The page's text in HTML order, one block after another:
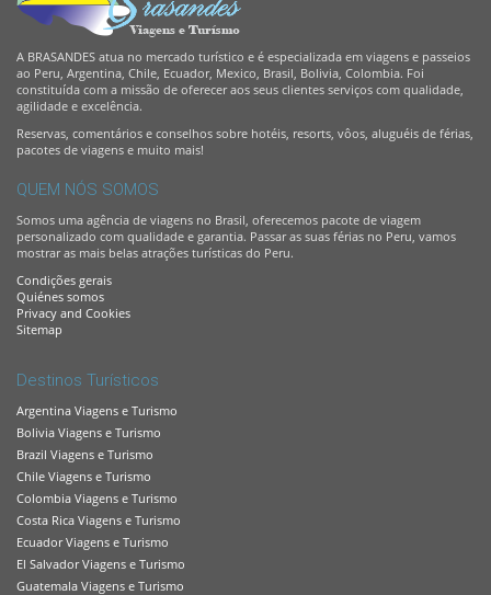
A BRASANDES atua no mercado turístico e é especializada em viagens e passeios
ao Peru, Argentina, Chile, Ecuador, Mexico, Brasil, Bolivia, Colombia. Foi
constituída com a missão de oferecer aos seus clientes serviços com qualidade,
agilidade e excelência.
Reservas, comentários e conselhos sobre hotéis, resorts, vôos, aluguéis de férias,
pacotes de viagens e muito mais!
QUEM NÓS SOMOS
Somos uma agência de viagens no Brasil, oferecemos pacote de viagem
personalizado com qualidade e garantia. Passar as suas férias no Peru, vamos
mostrar as mais belas atrações turísticas do Peru.
Condições gerais
Quiénes somos
Privacy and Cookies
Sitemap
Destinos Turísticos
Argentina Viagens e Turismo
Bolivia Viagens e Turismo
Brazil Viagens e Turismo
Chile Viagens e Turismo
Colombia Viagens e Turismo
Costa Rica Viagens e Turismo
Ecuador Viagens e Turismo
El Salvador Viagens e Turismo
Guatemala Viagens e Turismo